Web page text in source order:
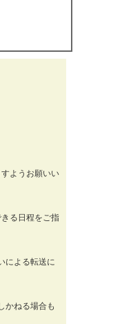
ようお願いい
る日程をご指
による転送に
かねる場合も